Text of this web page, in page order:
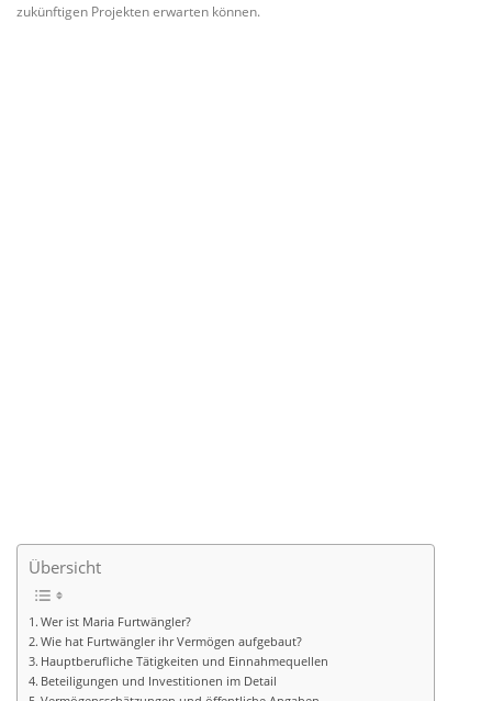
zukünftigen Projekten erwarten können.
Übersicht
Wer ist Maria Furtwängler?
Wie hat Furtwängler ihr Vermögen aufgebaut?
Hauptberufliche Tätigkeiten und Einnahmequellen
Beteiligungen und Investitionen im Detail